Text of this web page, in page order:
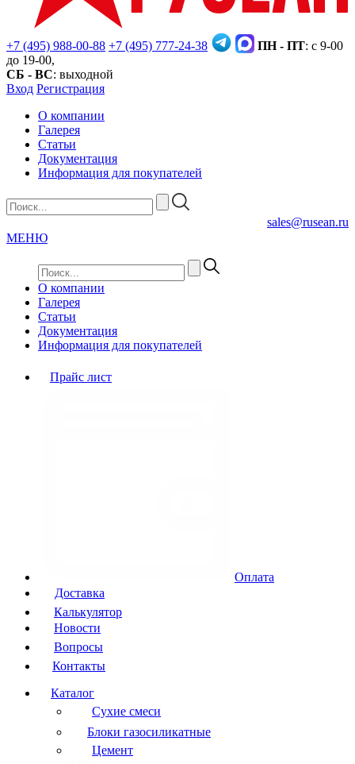
+7 (495) 988-00-88 +7 (495) 777-24-38 ПН - ПТ: с 9-00
до 19-00,
СБ - ВС: выходной
Вход Регистрация
О компании
Галерея
Статьи
Документация
Информация для покупателей
sales@rusean.ru
МЕНЮ
О компании
Галерея
Статьи
Документация
Информация для покупателей
Прайс лист
Оплата
Доставка
Калькулятор
Новости
Вопросы
Контакты
Каталог
Сухие смеси
Блоки газосиликатные
Цемент